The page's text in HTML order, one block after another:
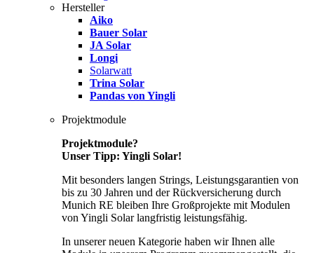
Hersteller
Aiko
Bauer Solar
JA Solar
Longi
Solarwatt
Trina Solar
Pandas von Yingli
Projektmodule
Projektmodule?
Unser Tipp: Yingli Solar!
Mit besonders langen Strings, Leistungsgarantien von
bis zu 30 Jahren und der Rückversicherung durch
Munich RE bleiben Ihre Großprojekte mit Modulen
von Yingli Solar langfristig leistungsfähig.
In unserer neuen Kategorie haben wir Ihnen alle